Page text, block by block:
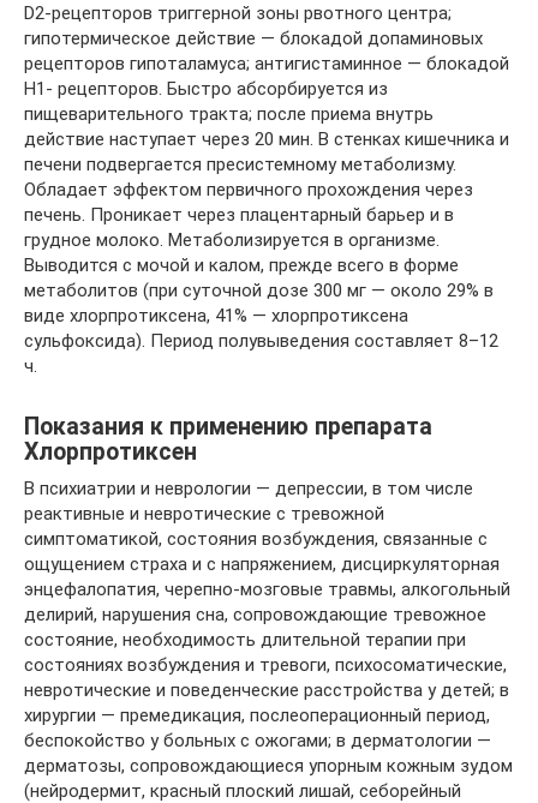
D2-рецепторов триггерной зоны рвотного центра;
гипотермическое действие — блокадой допаминовых
рецепторов гипоталамуса; антигистаминное — блокадой
Н1- рецепторов. Быстро абсорбируется из
пищеварительного тракта; после приема внутрь
действие наступает через 20 мин. В стенках кишечника и
печени подвергается пресистемному метаболизму.
Обладает эффектом первичного прохождения через
печень. Проникает через плацентарный барьер и в
грудное молоко. Метаболизируется в организме.
Выводится с мочой и калом, прежде всего в форме
метаболитов (при суточной дозе 300 мг — около 29% в
виде хлорпротиксена, 41% — хлорпротиксена
сульфоксида). Период полувыведения составляет 8–12
ч.
Показания к применению препарата
Хлорпротиксен
В психиатрии и неврологии — депрессии, в том числе
реактивные и невротические с тревожной
симптоматикой, состояния возбуждения, связанные с
ощущением страха и с напряжением, дисциркуляторная
энцефалопатия, черепно-мозговые травмы, алкогольный
делирий, нарушения сна, сопровождающие тревожное
состояние, необходимость длительной терапии при
состояниях возбуждения и тревоги, психосоматические,
невротические и поведенческие расстройства у детей; в
хирургии — премедикация, послеоперационный период,
беспокойство у больных с ожогами; в дерматологии —
дерматозы, сопровождающиеся упорным кожным зудом
(нейродермит, красный плоский лишай, себорейный